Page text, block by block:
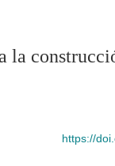
https://